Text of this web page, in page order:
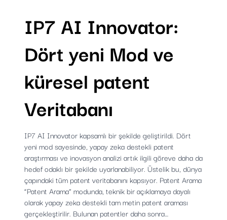
IP7 AI Innovator:
Dört yeni Mod ve
küresel patent
Veritabanı
IP7 AI Innovator kapsamlı bir şekilde geliştirildi. Dört
yeni mod sayesinde, yapay zeka destekli patent
araştırması ve inovasyon analizi artık ilgili göreve daha da
hedef odaklı bir şekilde uyarlanabiliyor. Üstelik bu, dünya
çapındaki tüm patent veritabanını kapsıyor. Patent Arama
“Patent Arama” modunda, teknik bir açıklamaya dayalı
olarak yapay zeka destekli tam metin patent araması
gerçekleştirilir. Bulunan patentler daha sonra…